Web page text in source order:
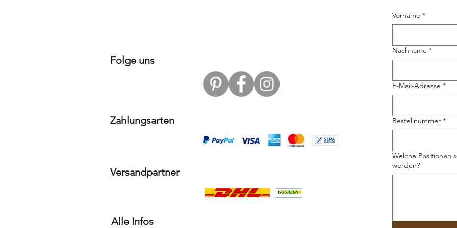
Folge uns
Zahlungsarten
Vorname *
Nachname *
E-Mail-Adresse *
Bestellnummer *
Welche Positionen
werden?
Versandpartner
Alle Infos